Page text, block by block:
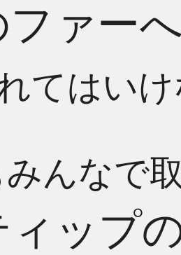
ァー
てはい
んなで
ィップ